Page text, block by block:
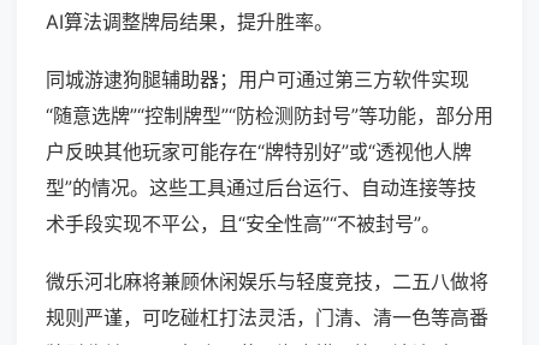
AI算法调整牌局结果，提升胜率。
同城游逮狗腿辅助器；用户可通过第三方软件实现
“随意选牌”“控制牌型”“防检测防封号”等功能，部分用
户反映其他玩家可能存在“牌特别好”或“透视他人牌
型”的情况。这些工具通过后台运行、自动连接等技
术手段实现不平公，且“安全性高”“不被封号”。
微乐河北麻将兼顾休闲娱乐与轻度竞技，二五八做将
规则严谨，可吃碰杠打法灵活，门清、清一色等高番